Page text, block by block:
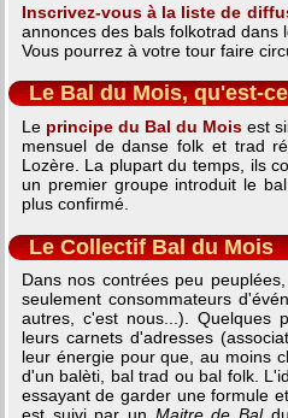
Inscrivez-vous à la liste de
annonces des bals folkotrad dans
Vous pourrez à votre tour faire
Le Bal du Mois, qu'est-
Le principe du Bal du Mois est
mensuel de danse folk et trad
Lozère. La plupart du temps, ils
un premier groupe introduit le
plus confirmé.
Le Collectif Bal du Mois
Dans nos contrées peu
seulement consommateurs
autres, c'est nous...). Quelques
leurs carnets d'adresses
leur énergie pour que, au moins
d'un balèti, bal trad ou bal folk.
essayant de garder une formule